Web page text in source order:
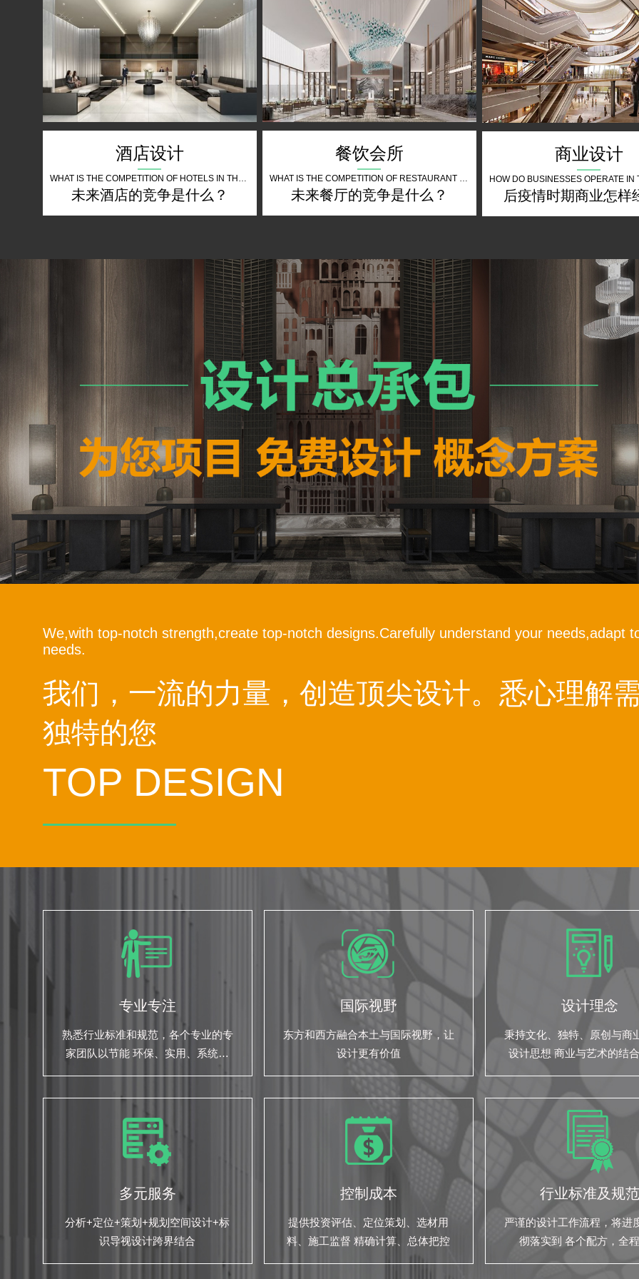
酒店设计
WHAT IS THE COMPETITION OF HOTELS IN THE FUTURE
未来酒店的竞争是什么？
餐饮会所
WHAT IS THE COMPETITION OF RESTAURANT THE FUTURE
未来餐厅的竞争是什么？
商业设计
后疫情时期商业怎样
We,with top-notch strength,create top-notch designs.Carefully understand your needs,adapt
needs.
我们，一流的力量，创造顶尖设计。悉心理解
独特的您
TOP DESIGN
专业专注
熟悉行业标准和规范，各个专业的专
家团队以节能 环保、实用、系统性
国际视野
东方和西方融合本土与国际视野，让
设计更有价值
设计理念
秉持文化、独特、原创与商
设计思想 商业与艺术的结
多元服务
分析+定位+策划+规划空间设计+标
识导视设计跨界结合
控制成本
提供投资评估、定位策划、选材用
料、施工监督 精确计算、总体把控
行业标准及规范
严谨的设计工作流程，将进
彻落实到 各个配方，全